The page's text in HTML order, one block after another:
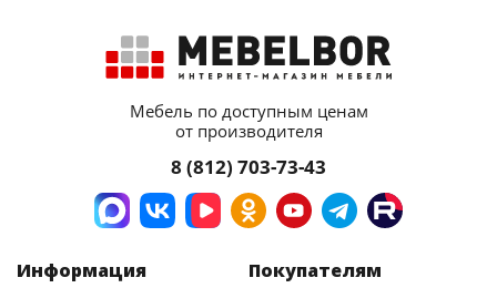
Мебель по доступным ценам
от производителя
8 (812) 703-73-43
Информация
Покупателям